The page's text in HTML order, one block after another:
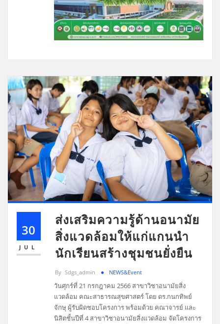
30
JUL
ส่งเสริมความรู้ด้านอนามัย
สิ่งแวดล้อมให้แก่แกนนำ
นักเรียนสร้างชุมชนยั่งยืน
By Sdgs_admin NEWS&Event
วันศุกร์ที่ 21 กรกฎาคม 2566 สาขาวิชาอนามัยสิ่ง
แวดล้อม คณะสาธารณสุขศาสตร์ โดย ดร.กนกทิพย์
จักษุ ผู้รับผิดชอบโครงการ พร้อมด้วย คณาจารย์ และ
นิสิตชั้นปีที่ 4 สาขาวิชาอนามัยสิ่งแวดล้อม จัดโครงการ